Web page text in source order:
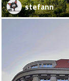
stefann